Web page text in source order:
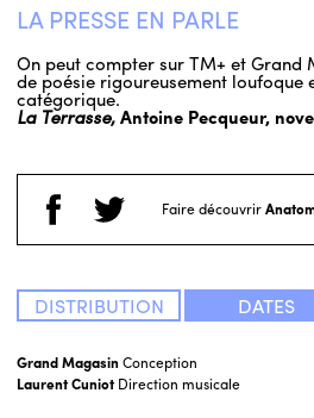
Grand Magasin Conception
Laurent CuniotDirection musicale
LA PRESSE EN PARLE
On peut compter sur TM+ et Grand
de poésie rigoureusement
catégorique.
La Terrasse,Antoine Pecqueur,
Faire découvrir
DISTRIBUTION DATES